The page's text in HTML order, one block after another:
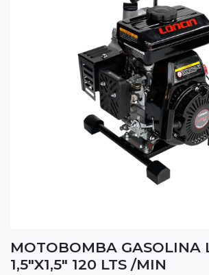
MOTOBOMBA GASOLINA
1,5"X1,5" 120 LTS /MIN